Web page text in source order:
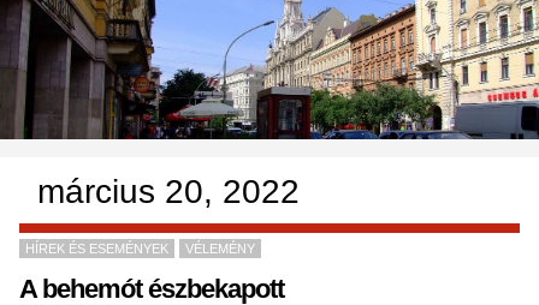
március 20, 2022
HÍREK ÉS ESEMÉNYEK VÉLEMÉNY
A behemót észbekapott